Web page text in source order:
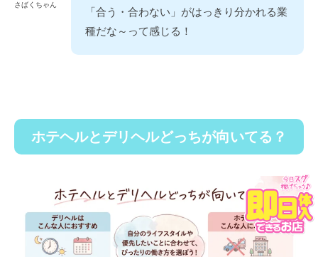
さばくちゃん
「合う・合わない」がはっきり分かれる業
種だな～って感じる！
ホテヘルとデリヘルどっちが向いてる？